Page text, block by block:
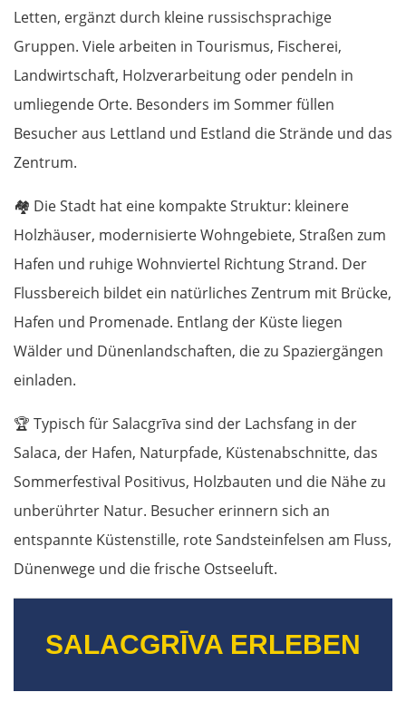
Letten, ergänzt durch kleine russischsprachige
Gruppen. Viele arbeiten in Tourismus, Fischerei,
Landwirtschaft, Holzverarbeitung oder pendeln in
umliegende Orte. Besonders im Sommer füllen
Besucher aus Lettland und Estland die Strände und das
Zentrum.
🏘️ Die Stadt hat eine kompakte Struktur: kleinere
Holzhäuser, modernisierte Wohngebiete, Straßen zum
Hafen und ruhige Wohnviertel Richtung Strand. Der
Flussbereich bildet ein natürliches Zentrum mit Brücke,
Hafen und Promenade. Entlang der Küste liegen
Wälder und Dünenlandschaften, die zu Spaziergängen
einladen.
🏆 Typisch für Salacgrīva sind der Lachsfang in der
Salaca, der Hafen, Naturpfade, Küstenabschnitte, das
Sommerfestival Positivus, Holzbauten und die Nähe zu
unberührter Natur. Besucher erinnern sich an
entspannte Küstenstille, rote Sandsteinfelsen am Fluss,
Dünenwege und die frische Ostseeluft.
SALACGRĪVA ERLEBEN